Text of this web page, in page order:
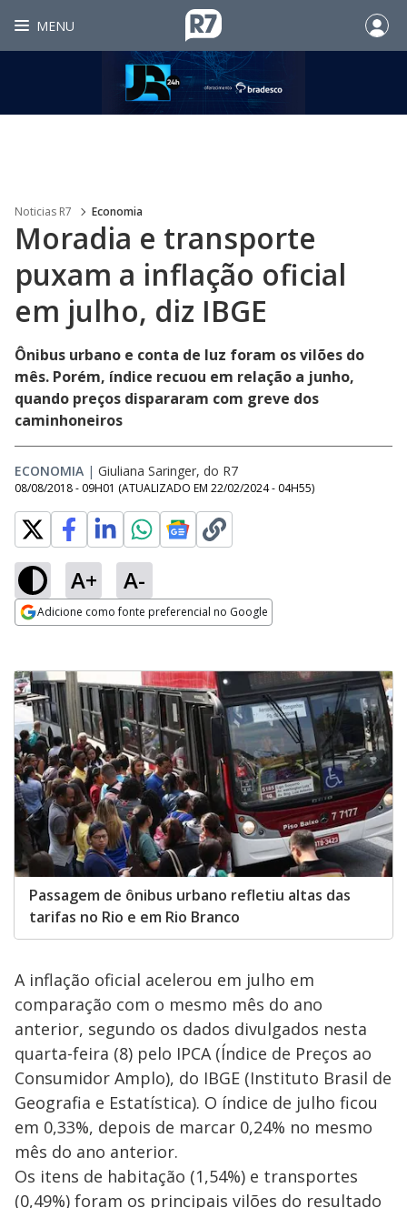
MENU
Noticias R7 Economia
Moradia e transporte
puxam a inflação oficial
em julho, diz IBGE
Ônibus urbano e conta de luz foram os vilões do
mês. Porém, índice recuou em relação a junho,
quando preços dispararam com greve dos
caminhoneiros
ECONOMIA | Giuliana Saringer, do R7
08/08/2018 - 09H01 (ATUALIZADO EM 22/02/2024 - 04H55)
A+ A-
Adicione como fonte preferencial no Google
Passagem de ônibus urbano refletiu altas das
tarifas no Rio e em Rio Branco
A inflação oficial acelerou em julho em
comparação com o mesmo mês do ano
anterior, segundo os dados divulgados nesta
quarta-feira (8) pelo IPCA (Índice de Preços ao
Consumidor Amplo), do IBGE (Instituto Brasil de
Geografia e Estatística). O índice de julho ficou
em 0,33%, depois de marcar 0,24% no mesmo
mês do ano anterior.
Os itens de habitação (1,54%) e transportes
(0,49%) foram os principais vilões do resultado